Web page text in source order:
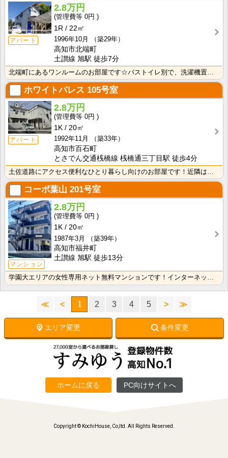
アパート
2.8万円
0円
1R
22㎡
1996年10月
（築29年）
高知市北端町
土讃線 旭駅 徒歩7分
ホワイトパレス 105号室
アパート
2.8万円
0円
1K
20㎡
1992年11月
（築33年）
高知市百石町
とさでん交通桟橋線 桟橋通三丁目駅 徒歩4分
土佐道路にアクセス便利なひとり暮らし向けのお部屋です！近隣はスーパーやコンビニの豊富な暮らしやすいエ･･･
コーポ葉山 201号室
マンション
2.8万円
0円
1K
20㎡
1987年3月
（築39年）
高知市福井町
土讃線 旭駅 徒歩13分
学園大エリアの女性専用ネット無料マンションです！インターネット月額接続使用無料なので、月々の生活費の･･･
≪ < 1 2 3 4 5 > ≫
エリア変更 条件変更
ホームに戻る PC向けサイトへ
Copyright © KochiHouse, Co,ltd. All Rights Reserved.